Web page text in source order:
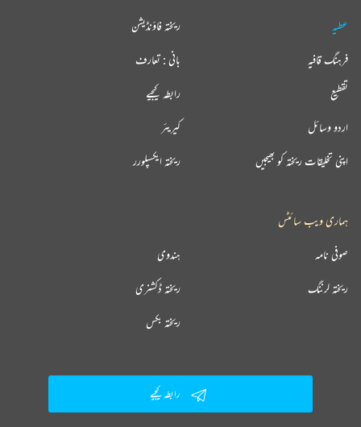
عطیہ
فرہنگ قافیہ
تقطیع
اردو وسائل
اپنی تخلیقات ریختہ کو بھیجیں
ریختہ فاؤنڈیشن
بانی : تعارف
رابطہ کیجیے
کیریئر
ریختہ ایکسپلورر
ہماری ویب سائٹس
ہندوی صوفی نامہ
ریختہ ڈکشنری ریختہ لرننگ
ریختہ بکس
رابطہ کیجیے